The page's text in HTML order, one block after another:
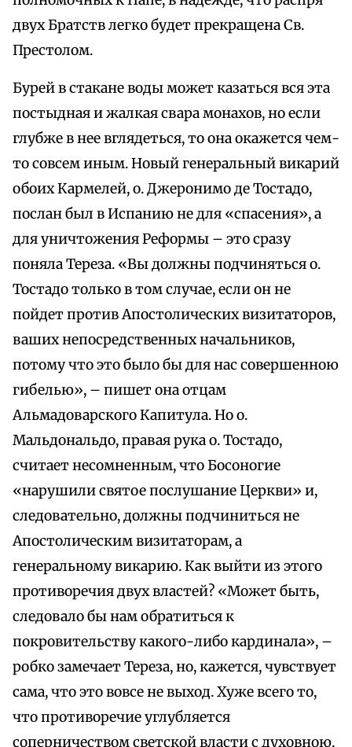
двух Братств легко будет прекращена Св.
Престолом.
Бурей в стакане воды может казаться вся эта
постыдная и жалкая свара монахов, но если
глубже в нее вглядеться, то она окажется чем-
то совсем иным. Новый генеральный викарий
обоих Кармелей, о. Джеронимо де Тостадо,
послан был в Испанию не для «спасения», а
для уничтожения Реформы – это сразу
поняла Тереза. «Вы должны подчиняться о.
Тостадо только в том случае, если он не
пойдет против Апостолических визитаторов,
ваших непосредственных начальников,
потому что это было бы для нас совершенною
гибелью», – пишет она отцам
Альмадоварского Капитула. Но о.
Мальдональдо, правая рука о. Тостадо,
считает несомненным, что Босоногие
«нарушили святое послушание Церкви» и,
следовательно, должны подчиниться не
Апостолическим визитаторам, а
генеральному викарию. Как выйти из этого
противоречия двух властей? «Может быть,
следовало бы нам обратиться к
покровительству какого-либо кардинала», –
робко замечает Тереза, но, кажется, чувствует
сама, что это вовсе не выход. Хуже всего то,
что противоречие углубляется
соперничеством светской власти с духовною,